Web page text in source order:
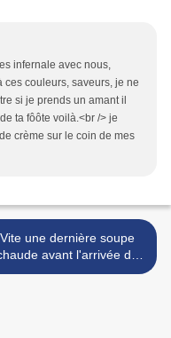
infernale avec nous,
ces couleurs, saveurs, je ne
si je prends un amant il
ta fôôte voilà.<br /> je
crème sur le coin de mes
Vite une dernière soupe
avant l'arrivée du
printemps! >